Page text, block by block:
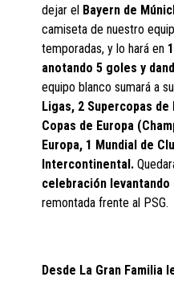
dejar el Bayern de
camiseta de nuestro
temporadas, y lo hará en
anotando 5 goles y
equipo blanco sumará a
Ligas, 2 Supercopas de
Copas de Europa
Europa, 1 Mundial de
Intercontinental.
celebración levantando
remontada frente al PSG.
Desde La Gran Familia